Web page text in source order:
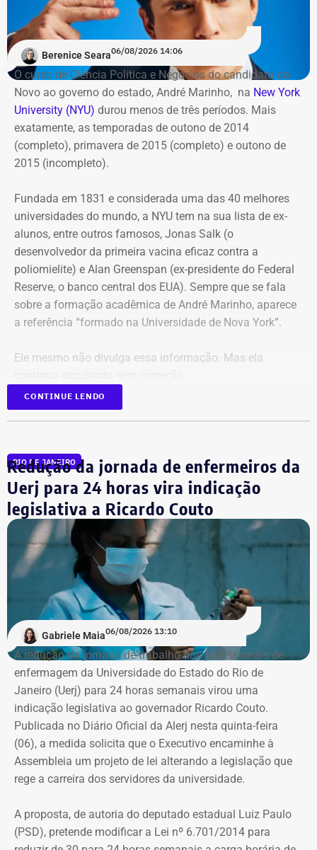
Berenice Seara06/08/2026 14:06
O curso de Ciência Política e Negócios do candidato do
Novo ao governo do estado, André Marinho, na New York
University (NYU) durou menos de três períodos. Mais
exatamente, as temporadas de outono de 2014
(completo), primavera de 2015 (completo) e outono de
2015 (incompleto).
Fundada em 1831 e considerada uma das 40 melhores
universidades do mundo, a NYU tem na sua lista de ex-
alunos, entre outros famosos, Jonas Salk (o
desenvolvedor da primeira vacina eficaz contra a
poliomielite) e Alan Greenspan (ex-presidente do Federal
Reserve, o banco central dos EUA). Sempre que se fala
sobre a formação acadêmica de André Marinho, aparece
a referência “formado na Universidade de Nova York”.
Ele mesmo não divulga essa informação. Mas ela
No material de campanha, não há
André Marinho informa que desistiu da faculdade nos
Estados Unidos porque decidiu voltar ao seu país natal,
em plena efervescência do impeachment da ex-presidente
Dilma Rousseff (PT). No Rio, matriculou-se em Direito na
PUC, onde ficou de 2016 a 2019. Em seguida, quando já
trabalhava no “Pânico”, transferiu-se para o Instituto
Damásio, do IBMEC de São Paulo. E lá concluiu o curso,
em 2020, no início da pandemia.
“Eu nunca afirmei que me formei, mas que estudei em
Nova York, na PUC e no Institiuto Damásio. Se alguém diz
que eu me formei na NYU, não fui eu, porque sempre
procurei ser muito preciso com isso”, diz André Marinho.
No material de divulgação da campanha, nas redes
sociais, realmente, não há qualquer referência à
formatura.
Citação equivocada em entrevistas e
reportagens
CONTINUE LENDO
RIO DE JANEIRO
Redução da jornada de enfermeiros da
Uerj para 24 horas vira indicação
legislativa a Ricardo Couto
Gabriele Maia06/08/2026 13:10
A redução da jornada de trabalho dos profissionais de
enfermagem da Universidade do Estado do Rio de
Janeiro (Uerj) para 24 horas semanais virou uma
indicação legislativa ao governador Ricardo Couto.
Publicada no Diário Oficial da Alerj nesta quinta-feira
(06), a medida solicita que o Executivo encaminhe à
Assembleia um projeto de lei alterando a legislação que
rege a carreira dos servidores da universidade.
A proposta, de autoria do deputado estadual Luiz Paulo
(PSD), pretende modificar a Lei nº 6.701/2014 para